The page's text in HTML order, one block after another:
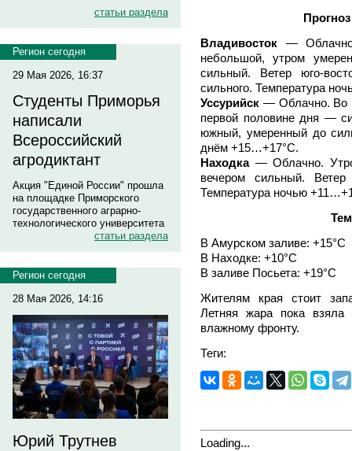
статьи раздела
Регион сегодня
29 Мая 2026, 16:37
Студенты Приморья
написали
Всероссийский
агродиктант
Акция "Единой России" прошла
на площадке Приморского
государственного аграрно-
технологического университета
статьи раздела
Регион сегодня
28 Мая 2026, 14:16
Юрий Трутнев
Владивосток —
небольшой, утром
сильный. Ветер юго-
сильного. Температура
Уссурийск — Облачно. Во
первой половине дня —
южный, умеренный до
днём +15…+17°C.
Находка — Облачно.
вечером сильный. Ветер
Температура ночью
В Амурском заливе: +15°C
В Находке: +10°C
В заливе Посьета: +19°C
Жителям края стоит
Летняя жара пока взяла
влажному фронту.
Теги:
Loading...